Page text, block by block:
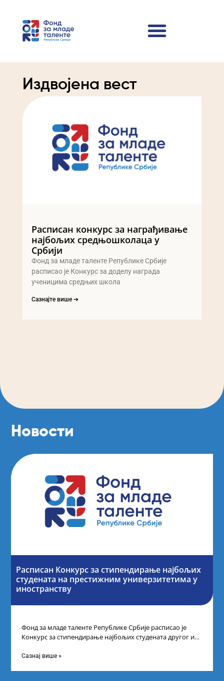
Издвојена вест
Расписан конкурс за награђивање
најбољих средњошколаца у
Србији
Фонд за младе таленте Републике Србије
расписао је Конкурс за доделу награда
ученицима средњих школа
Сазнајте више ➔
Новости
Расписан Конкурс за стипендирање најбољих
студената на престижним универзитетима у
иностранству
Фонд за младе таленте Републике Србије расписао је
Конкурс за стипендирање најбољих студената другог и
Сазнај више »